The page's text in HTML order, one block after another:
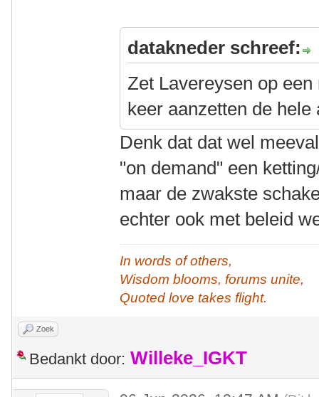
datakneder schreef:
Zet Lavereysen op
keer aanzetten de
Denk dat dat wel
"on demand" een
maar de zwakste
echter ook met beleid
In words of others,
Wisdom blooms, forums unite,
Quoted love takes flight.
Zoek
Bedankt door: Willeke_IGKT